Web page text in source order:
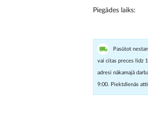
Piegādes laiks
Pasūtot
vai citas preces līdz
adresi nākamajā
9:00. Piektdienās